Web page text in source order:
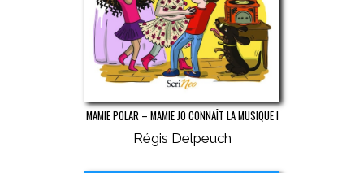
MAMIE POLAR – MAMIE JO CONNAÎT LA MUSIQUE !
Régis Delpeuch